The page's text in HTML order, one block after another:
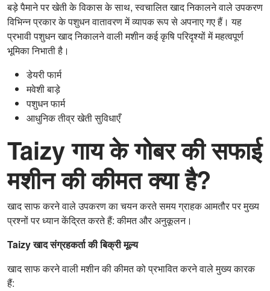
बड़े पैमाने पर खेती के विकास के साथ, स्वचालित खाद निकालने वाले उपकरण
विभिन्न प्रकार के पशुधन वातावरण में व्यापक रूप से अपनाए गए हैं। यह
प्रभावी पशुधन खाद निकालने वाली मशीन कई कृषि परिदृश्यों में महत्वपूर्ण
भूमिका निभाती है।
डेयरी फार्म
मवेशी बाड़े
पशुधन फार्म
आधुनिक तीव्र खेती सुविधाएँ
Taizy गाय के गोबर की सफाई
मशीन की कीमत क्या है?
खाद साफ करने वाले उपकरण का चयन करते समय ग्राहक आमतौर पर मुख्य
प्रश्नों पर ध्यान केंद्रित करते हैं: कीमत और अनुकूलन।
Taizy खाद संग्रहकर्ता की बिक्री मूल्य
खाद साफ करने वाली मशीन की कीमत को प्रभावित करने वाले मुख्य कारक
हैं: